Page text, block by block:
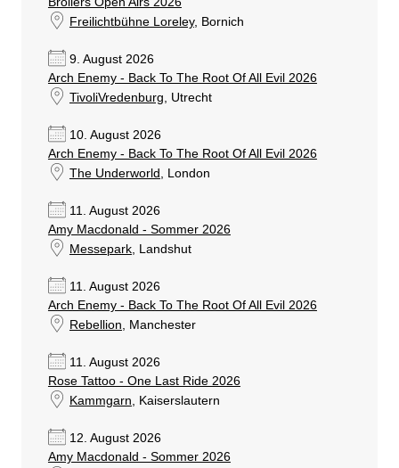
Freilichtbühne Loreley, Bornich
9. August 2026
Arch Enemy - Back To The Root Of All Evil 2026
TivoliVredenburg , Utrecht
10. August 2026
Arch Enemy - Back To The Root Of All Evil 2026
The Underworld
, London
11. August 2026
Amy Macdonald - Sommer 2026
Messepark, Landshut
11. August 2026
Arch Enemy - Back To The Root Of All Evil 2026
Rebellion , Manchester
11. August 2026
Rose Tattoo - One Last Ride 2026
Kammgarn , Kaiserslautern
12. August 2026
Amy Macdonald - Sommer 2026